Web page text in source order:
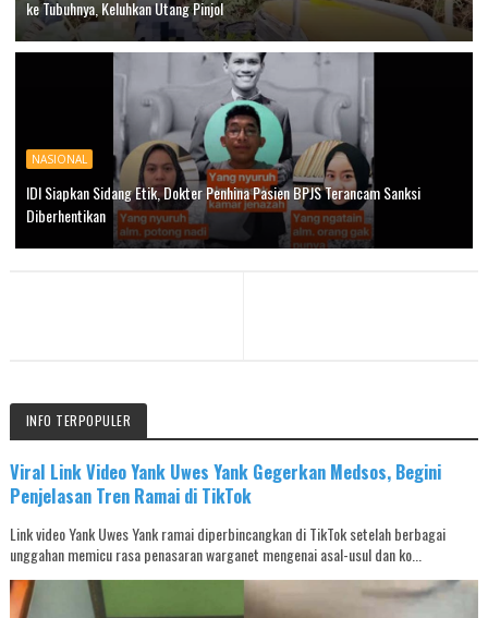
ke Tubuhnya, Keluhkan Utang Pinjol
NASIONAL
IDI Siapkan Sidang Etik, Dokter Penhina Pasien BPJS Terancam Sanksi
Diberhentikan
INFO TERPOPULER
Viral Link Video Yank Uwes Yank Gegerkan Medsos, Begini
Penjelasan Tren Ramai di TikTok
Link video Yank Uwes Yank ramai diperbincangkan di TikTok setelah berbagai
unggahan memicu rasa penasaran warganet mengenai asal-usul dan ko...